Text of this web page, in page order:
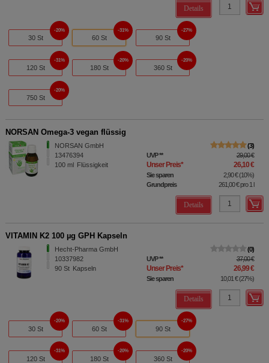
Details
30 St
20%
60 St
31%
90 St
27%
120 St
31%
180 St
20%
360 St
20%
750 St
20%
NORSAN Omega-3 vegan flüssig
NORSAN GmbH
13476394
100 ml Flüssigkeit
3
UVP** 29,00 €
Unser Preis* 26,10 €
Sie sparen 2,90 €(10%)
Grundpreis
261,00 €pro 1 l
Details
VITAMIN K2 100 µg GPH Kapseln
Hecht-Pharma GmbH
10337982
90 St Kapseln
0
UVP** 37,00 €
Unser Preis* 26,99 €
Sie sparen 10,01 €(27%)
Details
30 St
20%
60 St
31%
90 St
27%
120 St
31%
180 St
20%
360 St
20%